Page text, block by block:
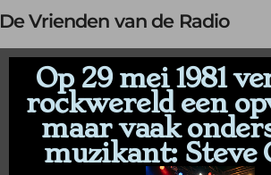
De Vrienden van de Radio
Op 29 mei 1981
rockwereld een
maar vaak
muzikant: Steve